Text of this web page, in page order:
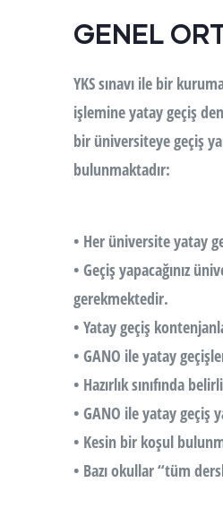
GENEL
YKS sınavı ile bir
işlemine yatay geçiş
bir üniversiteye geçiş
bulunmaktadır:
• Her üniversite yatay
• Geçiş yapacağınız
gerekmektedir.
• Yatay geçiş
• GANO ile yatay
• Hazırlık sınıfında
• GANO ile yatay geçiş
• Kesin bir koşul
• Bazı okullar “tüm